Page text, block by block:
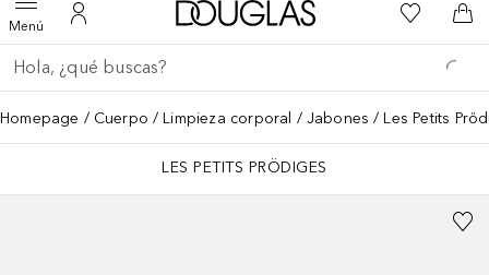
MenúAbrir menúMi cuenta
A Douglas HomeMi lista de
A
Regresar
Ejecutar búsqueda
Homepage Cuerpo Limpieza corporal Jabones Les Petits
LES PETITS PRÖDIGES